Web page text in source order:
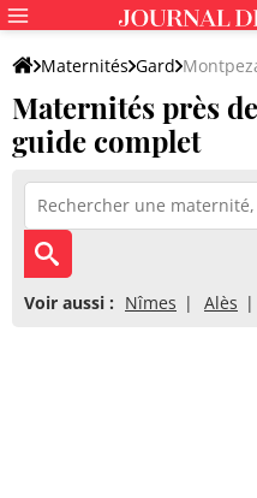
Maternités Gard
Maternités près
guide complet
Voir aussi : Nîmes Alès